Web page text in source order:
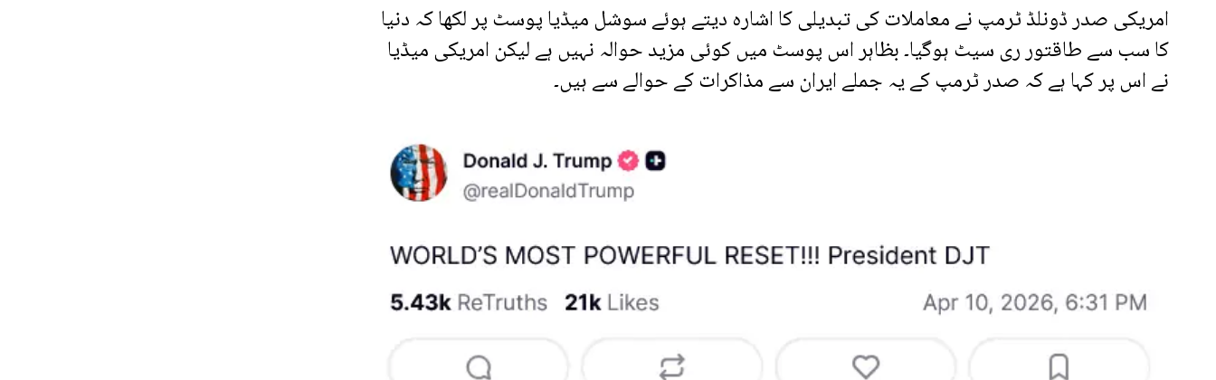
امریکی صدر ڈونلڈ ٹرمپ نے معاملات کی تبدیلی کا اشارہ دیتے ہوئے سوشل میڈیا پوسٹ پر لکھا کہ دنیا
کا سب سے طاقتور ری سیٹ ہوگیا۔ بظاہر اس پوسٹ میں کوئی مزید حوالہ نہیں ہے لیکن امریکی میڈیا
نے اس پر کہا ہے کہ صدر ٹرمپ کے یہ جملے ایران سے مذاکرات کے حوالے سے ہیں۔